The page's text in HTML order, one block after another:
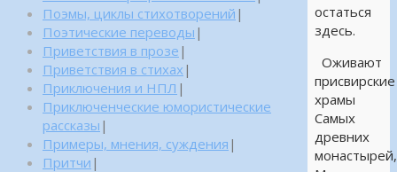
остаться
здесь.
Оживают
присвирские
храмы
Самых
древних
монастырей,
Поэмы, циклы стихотворений |
Поэтические переводы |
Приветствия в прозе |
Приветствия в стихах |
Приключения и НПЛ |
Приключенческие юмористические
рассказы |
Примеры, мнения, суждения |
Притчи |